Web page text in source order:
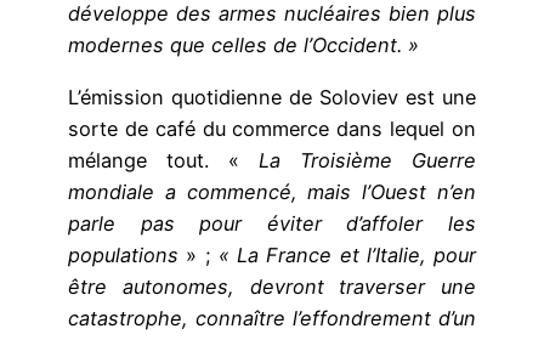
développe des armes nucléaires bien plus
modernes que celles de l’Occident. »
L’émission quotidienne de Soloviev est une
sorte de café du commerce dans lequel on
mélange tout. « La Troisième Guerre
mondiale a commencé, mais l’Ouest n’en
parle pas pour éviter d’affoler les
populations » ; « La France et l’Italie, pour
être autonomes, devront traverser une
catastrophe, connaître l’effondrement d’un